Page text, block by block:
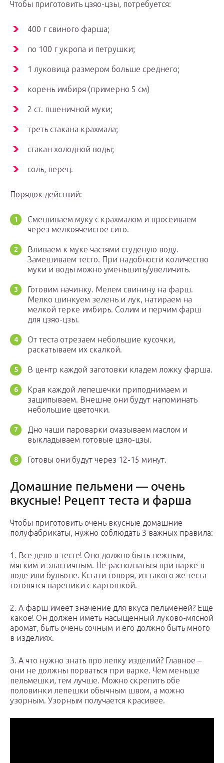
Чтобы приготовить цзяо-цзы, потребуется:
400 г свиного фарша;
по 100 г укропа и петрушки;
1 луковица размером больше среднего;
корень имбиря (примерно 5 см)
2 ст. пшеничной муки;
треть стакана крахмала;
стакан холодной воды;
соль, перец.
Порядок действий:
Смешиваем муку с крахмалом и просеиваем
через мелкоячеистое сито.
Вливаем к муке частями студеную воду.
Замешиваем тесто. При надобности количество
муки и воды можно уменьшить/увеличить.
Готовим начинку. Мелем свинину на фарш.
Мелко шинкуем зелень и лук, натираем на
мелкой терке имбирь. Солим и перчим фарш
для цзяо-цзы.
От теста отрезаем небольшие кусочки,
раскатываем их скалкой.
В центр каждой заготовки кладем ложку фарша.
Края каждой лепешечки приподнимаем и
защипываем. Внешне они будут напоминать
небольшие цветочки.
Дно чаши пароварки смазываем маслом и
выкладываем готовые цзяо-цзы.
Готовы они будут через 12-15 минут.
Домашние пельмени — очень
вкусные! Рецепт теста и фарша
Чтобы приготовить очень вкусные домашние
полуфабрикаты, нужно соблюдать 3 важных правила:
1. Все дело в тесте! Оно должно быть нежным,
мягким и эластичным. Не расползаться при варке в
воде или бульоне. Кстати говоря, из такого же теста
готовятся вареники с картошкой.
2. А фарш имеет значение для вкуса пельменей? Еще
какое! Он должен иметь насыщенный луково-мясной
аромат, быть очень сочным и его должно быть много
в изделиях.
3. А что нужно знать про лепку изделий? Главное –
они не должны порваться при варке. Чем меньше
пельмешки, тем лучше. Можно скрепить обе
половинки лепешки обычным швом, а можно
узорным. Узорным получается красивее.